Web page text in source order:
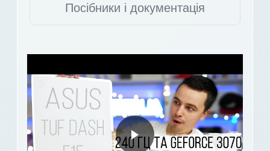
Посібники і документація